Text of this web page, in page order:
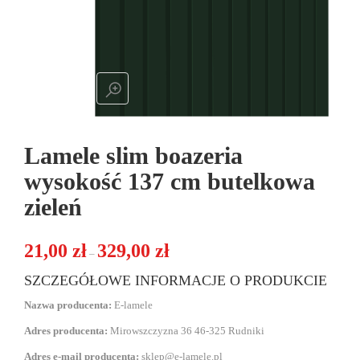
Lamele slim boazeria
wysokość 137 cm butelkowa
zieleń
21,00 zł – 329,00 zł
SZCZEGÓŁOWE INFORMACJE O PRODUKCIE
Nazwa producenta: E-lamele
Adres producenta: Mirowszczyzna 36 46-325 Rudniki
Adres e-mail producenta: sklep@e-lamele.pl